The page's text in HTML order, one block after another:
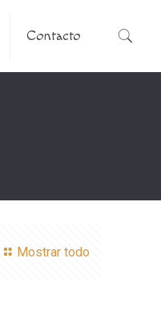
Contacto
Mostrar todo